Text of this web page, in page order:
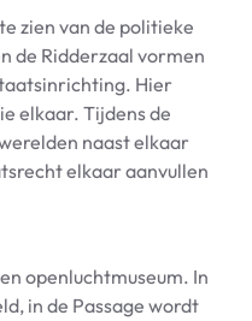
zien van de politieke
de Ridderzaal vormen
Hier
elkaar. Tijdens de
naast elkaar
elkaar aanvullen
openluchtmuseum. In
in de Passage wordt